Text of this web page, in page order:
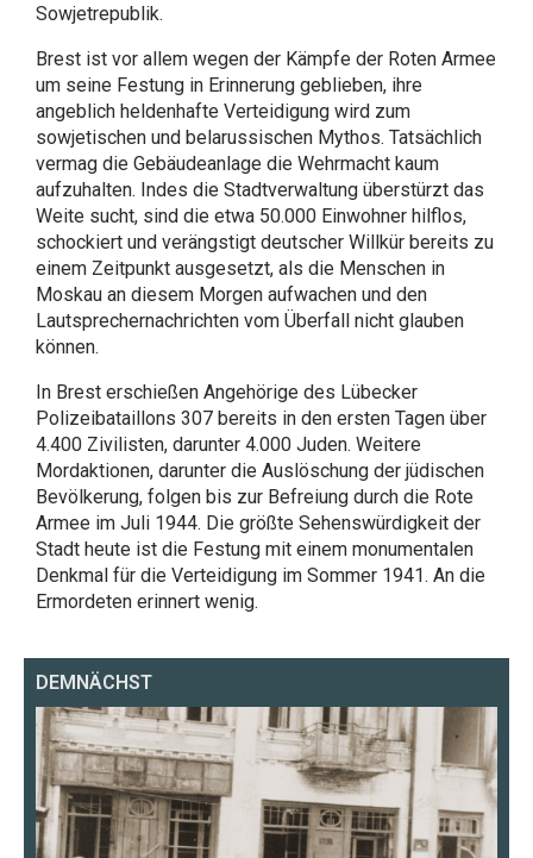
Sowjetrepublik.
Brest ist vor allem wegen der Kämpfe der Roten Armee
um seine Festung in Erinnerung geblieben, ihre
angeblich heldenhafte Verteidigung wird zum
sowjetischen und belarussischen Mythos. Tatsächlich
vermag die Gebäudeanlage die Wehrmacht kaum
aufzuhalten. Indes die Stadtverwaltung überstürzt das
Weite sucht, sind die etwa 50.000 Einwohner hilflos,
schockiert und verängstigt deutscher Willkür bereits zu
einem Zeitpunkt ausgesetzt, als die Menschen in
Moskau an diesem Morgen aufwachen und den
Lautsprechernachrichten vom Überfall nicht glauben
können.
In Brest erschießen Angehörige des Lübecker
Polizeibataillons 307 bereits in den ersten Tagen über
4.400 Zivilisten, darunter 4.000 Juden. Weitere
Mordaktionen, darunter die Auslöschung der jüdischen
Bevölkerung, folgen bis zur Befreiung durch die Rote
Armee im Juli 1944. Die größte Sehenswürdigkeit der
Stadt heute ist die Festung mit einem monumentalen
Denkmal für die Verteidigung im Sommer 1941. An die
Ermordeten erinnert wenig.
DEMNÄCHST